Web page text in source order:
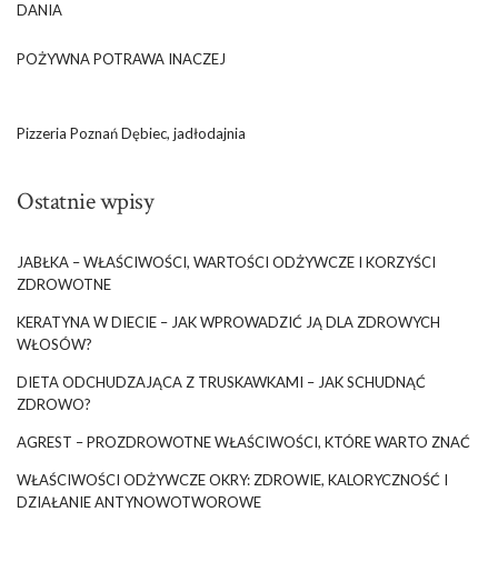
DANIA
POŻYWNA POTRAWA INACZEJ
Pizzeria Poznań Dębiec, jadłodajnia
Ostatnie wpisy
JABŁKA – WŁAŚCIWOŚCI, WARTOŚCI ODŻYWCZE I KORZYŚCI
ZDROWOTNE
KERATYNA W DIECIE – JAK WPROWADZIĆ JĄ DLA ZDROWYCH
WŁOSÓW?
DIETA ODCHUDZAJĄCA Z TRUSKAWKAMI – JAK SCHUDNĄĆ
ZDROWO?
AGREST – PROZDROWOTNE WŁAŚCIWOŚCI, KTÓRE WARTO ZNAĆ
WŁAŚCIWOŚCI ODŻYWCZE OKRY: ZDROWIE, KALORYCZNOŚĆ I
DZIAŁANIE ANTYNOWOTWOROWE